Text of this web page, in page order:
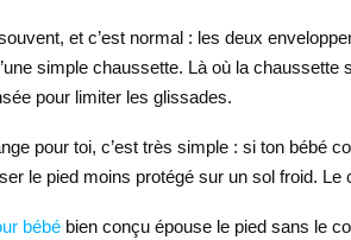
et c’est normal : les deux
simple chaussette. Là où la
pour limiter les glissades.
pour toi, c’est très simple : si ton bébé
le pied moins protégé sur un sol froid.
bébé bien conçu épouse le pied sans le